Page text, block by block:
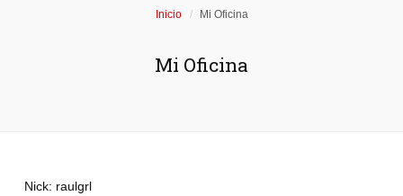
Inicio Mi Oficina
Mi Oficina
Nick: raulgrl